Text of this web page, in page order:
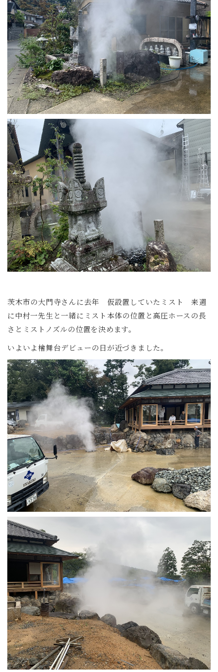
茨木市の大門寺さんに去年 仮設置していたミスト 来週
に中村一先生と一緒にミスト本体の位置と高圧ホースの長
さとミストノズルの位置を決めます。
いよいよ檜舞台デビューの日が近づきました。